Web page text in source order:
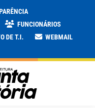
FUNCIONÁRIOS
DE T.I.
WEBMAIL